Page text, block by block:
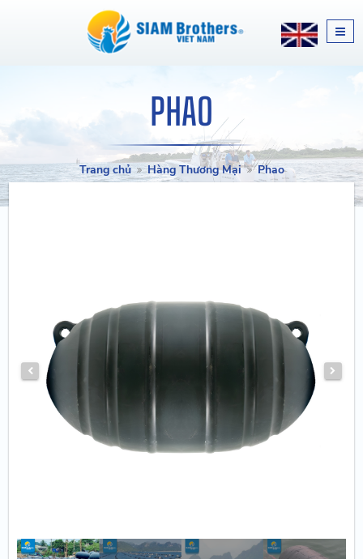
PHAO
Trang chủ Hàng Thương Mại Phao